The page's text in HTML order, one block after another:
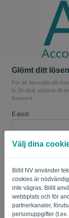
Välj dina
Billit NV använder
cookies är
inte vägras. Billit
webbplats och för
partnerkanaler,
personuppgifter
Glömt ditt
För att återställa ditt
in. En länk skickas till
lösenord.
E-post
Är du inte en dator?
Tillbaka till